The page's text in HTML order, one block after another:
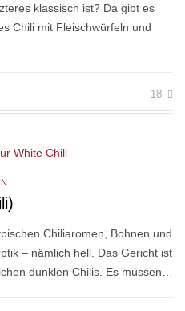
klassisch ist? Da gibt es
Chili mit Fleischwürfeln und
18
Chiliaromen, Bohnen und
– nämlich hell. Das Gericht ist
dunklen Chilis. Es müssen…